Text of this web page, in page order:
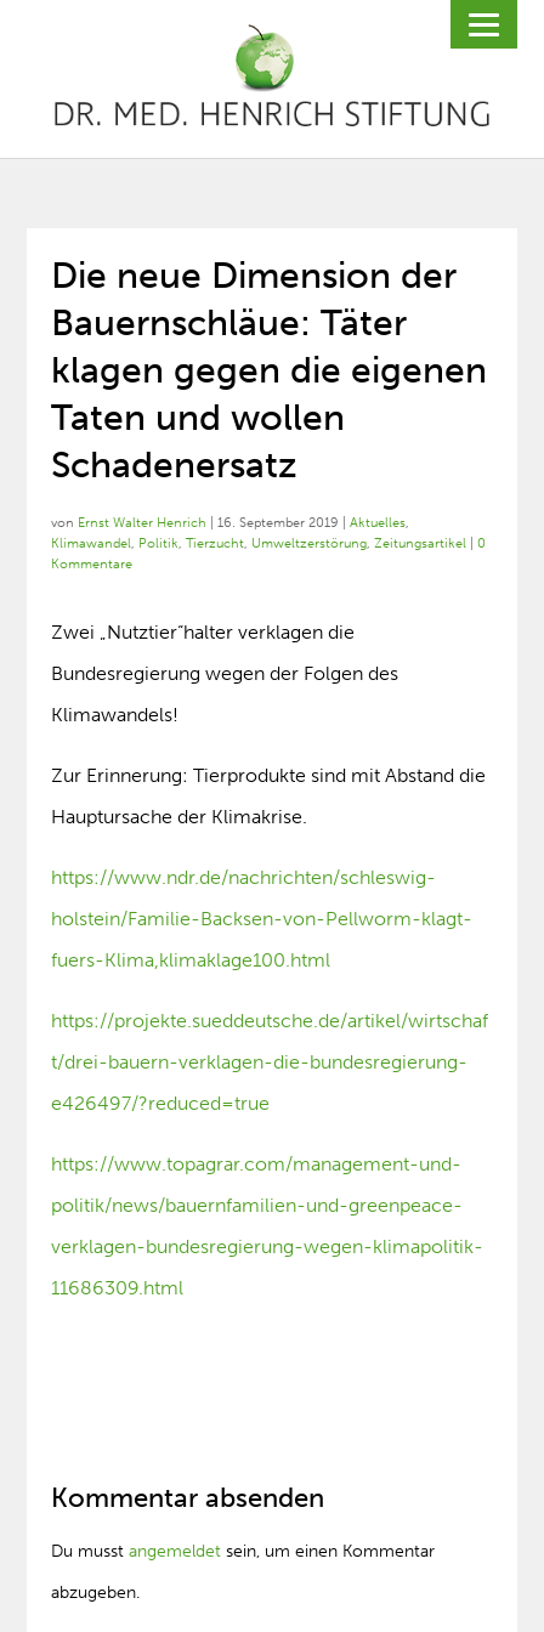
Die neue Dimension der
Bauernschläue: Täter
klagen gegen die eigenen
Taten und wollen
Schadenersatz
von Ernst Walter Henrich |16. September 2019 |Aktuelles,
Klimawandel, Politik,Tierzucht, Umweltzerstörung,Zeitungsartikel |0
Kommentare
Zwei „Nutztier“halter verklagen die
Bundesregierung wegen der Folgen des
Klimawandels!
Zur Erinnerung: Tierprodukte sind mit Abstand die
Hauptursache der Klimakrise.
https://www.ndr.de/nachrichten/schleswig-
holstein/Familie-Backsen-von-Pellworm-klagt-
fuers-Klima,klimaklage100.html
https://projekte.sueddeutsche.de/artikel/wirtschaf
t/drei-bauern-verklagen-die-bundesregierung-
e426497/?reduced=true
https://www.topagrar.com/management-und-
politik/news/bauernfamilien-und-greenpeace-
verklagen-bundesregierung-wegen-klimapolitik-
11686309.html
Kommentar absenden
Du musstangemeldet sein, um einen Kommentar
abzugeben.